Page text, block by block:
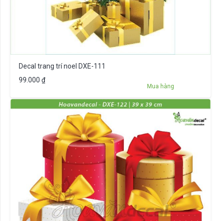
Decal trang trí noel DXE-111
99.000 ₫
Mua hàng